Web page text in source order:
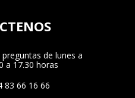
de lunes a
a 17.30 horas
83 66 16 66